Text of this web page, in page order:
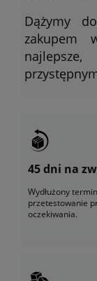
Dążymy
zakupem
45 dni na
Wydłużony
przetestowanie
oczekiwania.